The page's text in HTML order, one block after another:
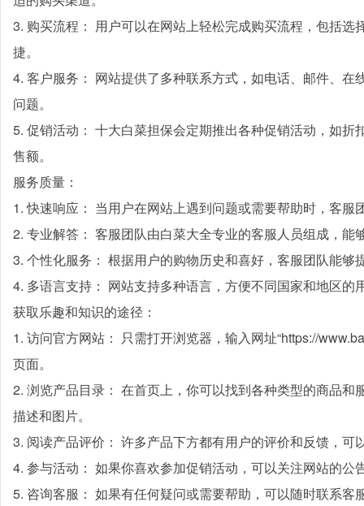
3. 购买流程： 用户可以在网站上轻松完成购买流程，包括
捷。
4. 客户服务： 网站提供了多种联系方式，如电话、邮件、
问题。
5. 促销活动： 十大白菜担保会定期推出各种促销活动，如
售额。
服务质量：
1. 快速响应： 当用户在网站上遇到问题或需要帮助时，客服
2. 专业解答： 客服团队由白菜大全专业的客服人员组成，能
3. 个性化服务： 根据用户的购物历史和喜好，客服团队能够
4. 多语言支持： 网站支持多种语言，方便不同国家和地区的
获取乐趣和知识的途径：
1. 访问官方网站： 只需打开浏览器，输入网址“https://
页面。
2. 浏览产品目录： 在首页上，你可以找到各种类型的商品
描述和图片。
3. 阅读产品评价： 许多产品下方都有用户的评价和反馈，可
4. 参与活动： 如果你喜欢参加促销活动，可以关注网站的
5. 咨询客服： 如果有任何疑问或需要帮助，可以随时联系